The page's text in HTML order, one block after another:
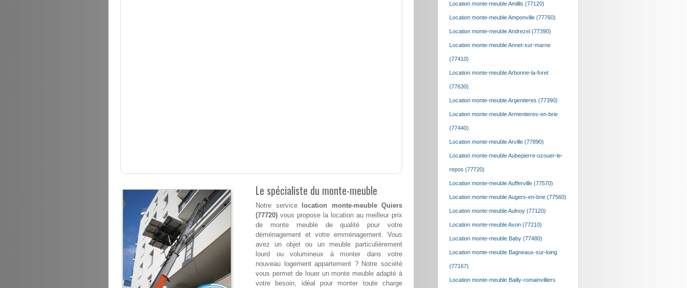
Le spécialiste du monte-meuble
Notre service
location monte-meuble Quiers
(77720) vous propose la location au meilleur prix
de monte meuble de qualité pour votre
déménagement et votre emménagement. Vous
avez un objet ou un meuble particulièrement
lourd ou volumineux à monter dans votre
nouveau logement appartement ? Notre société
vous permet de louer un monte meuble adapté à
votre besoin, idéal pour monter toute charge
Location monte-meuble Amillis (77120)
Location monte-meuble Amponville (77760)
Location monte-meuble Andrezel (77390)
Location monte-meuble Annet-sur-marne
(77410)
Location monte-meuble Arbonne-la-foret
(77630)
Location monte-meuble Argentieres (77390)
Location monte-meuble Armentieres-en-brie
(77440)
Location monte-meuble Arville (77890)
Location monte-meuble Aubepierre-ozouer-le-
repos (77720)
Location monte-meuble Aufferville (77570)
Location monte-meuble Augers-en-brie (77560)
Location monte-meuble Aulnoy (77120)
Location monte-meuble Avon (77210)
Location monte-meuble Baby (77480)
Location monte-meuble Bagneaux-sur-loing
(77167)
Location monte-meuble Bailly-romainvilliers